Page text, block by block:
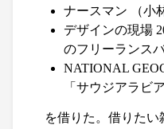
ナースマン （小
デザインの現場
のフリーランス
NATIONAL
「サウジアラビア
を借りた。借りたい